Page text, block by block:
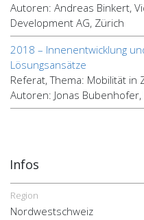
Autoren: Andreas Binkert,
Development AG, Zürich
2018 – Innenentwicklung
Lösungsansätze
Referat, Thema: Mobilität in
Autoren: Jonas
Infos
Region
Nordwestschweiz